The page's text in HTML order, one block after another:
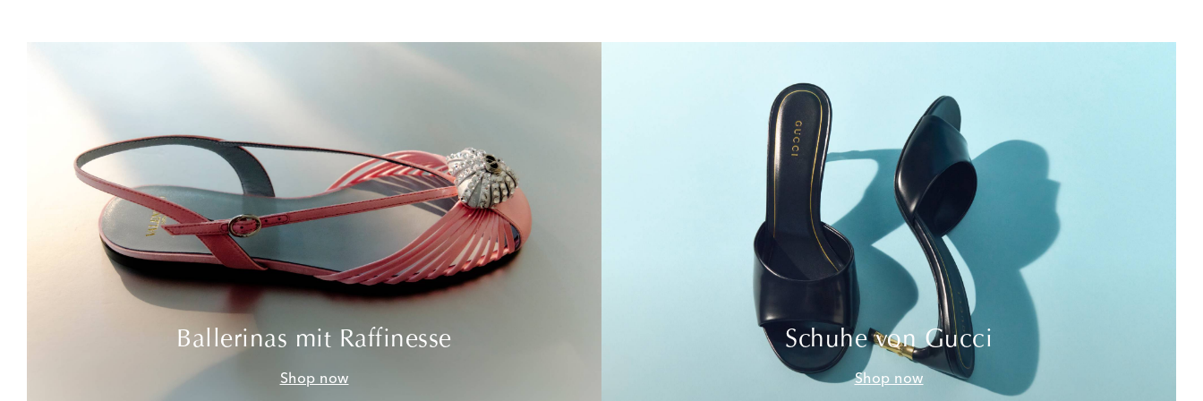
Ballerinas mit Raffinesse
Shop now
Schuhe von Gucci
Shop now